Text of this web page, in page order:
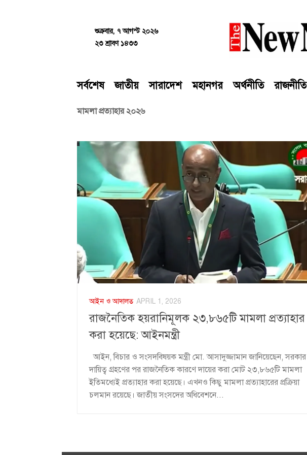
শুক্রবার, ৭ আগস্ট ২০২৬
২৩ শ্রাবণ ১৪৩৩
সর্বশেষ জাতীয় সারাদেশ মহানগর অর্থনীতি রাজনীতি
মামলা প্রত্যাহার ২০২৬
আইন ও আদালত APRIL 1, 2026
রাজনৈতিক হয়রানিমূলক ২৩,৮৬৫টি মামলা প্রত্যাহার
করা হয়েছে: আইনমন্ত্রী
আইন, বিচার ও সংসদবিষয়ক মন্ত্রী মো. আসাদুজ্জামান জানিয়েছেন, সরকার
দায়িত্ব গ্রহণের পর রাজনৈতিক কারণে দায়ের করা মোট ২৩,৮৬৫টি মামলা
ইতিমধ্যেই প্রত্যাহার করা হয়েছে। এখনও কিছু মামলা প্রত্যাহারের প্রক্রিয়া
চলমান রয়েছে। জাতীয় সংসদের অধিবেশনে...